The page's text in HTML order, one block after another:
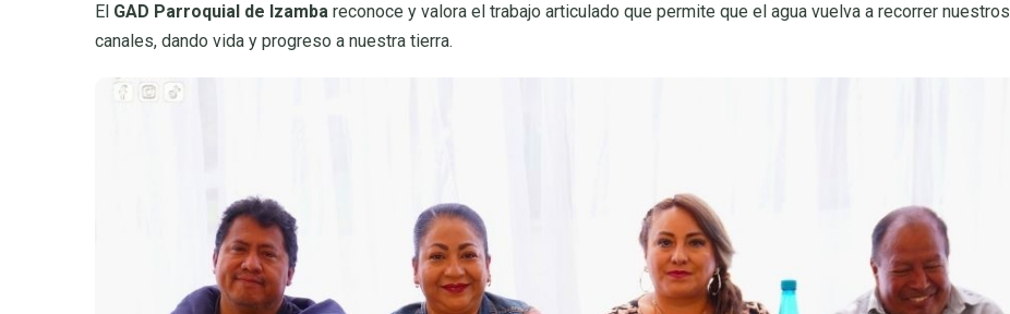
El GAD Parroquial de Izamba reconoce y valora el trabajo articulado que permite que el agua vuelva a recorrer nuestros
canales, dando vida y progreso a nuestra tierra.